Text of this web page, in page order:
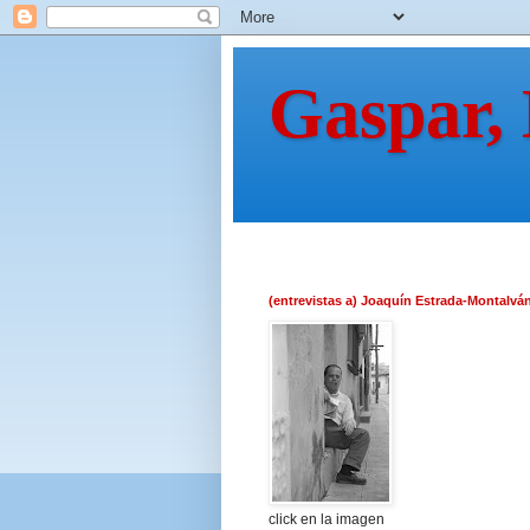
(entrevistas a) Joaquín Estrada-
click en la imagen